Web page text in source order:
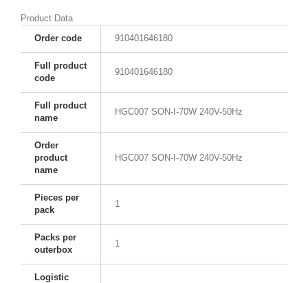
Product Data
Order code
910401646180
Full product
code
910401646180
Full product
name
HGC007 SON-I-70W 240V-50Hz
Order
product
name
HGC007 SON-I-70W 240V-50Hz
Pieces per
pack
1
Packs per
outerbox
1
Logistic